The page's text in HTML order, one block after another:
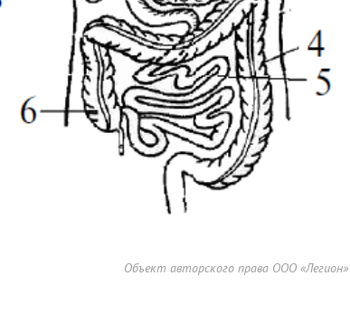
Объект авторского права ООО «Легион»